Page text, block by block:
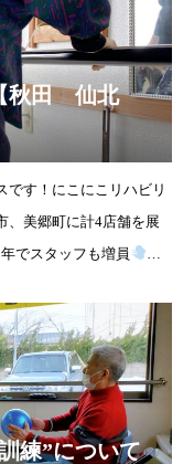
【秋田 仙北
です！にこにこリハビリ
、美郷町に計4店舗を展
でスタッフも増員
今
練”について